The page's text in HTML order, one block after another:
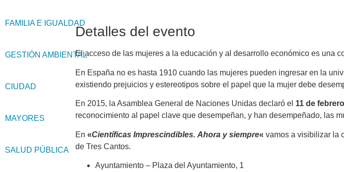
FAMILIA E IGUALDAD
GESTIÓN AMBIENTAL
CIUDAD
MAYORES
SALUD PÚBLICA
Detalles del evento
El acceso de las mujeres a la educación y al desarrollo económico es una
En España no es hasta 1910 cuando las mujeres pueden ingre­sar en la
existiendo prejuicios y estereotipos sobre el papel que la mujer debe
En 2015, la Asamblea General de Naciones Unidas declaró el 11 de
reconocimiento al papel clave que desem­peñan, y han desempeñado, las
En «Científicas Imprescindibles. Ahora y siempre« vamos a visibilizar la
de Tres Cantos.
Ayuntamiento – Plaza del Ayuntamiento, 1